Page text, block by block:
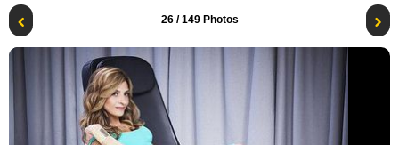
26/ 149 Photos